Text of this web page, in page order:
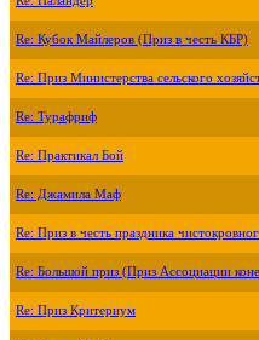
Re: Кубок Майлеров (Приз в честь КБР)
Re: Приз Министерства сельского
Re: Турафриф
Re: Практикал Бой
Re: Джамила Маф
Re: Приз в честь праздника
Re: Большой приз (Приз Ассоциации
Re: Приз Критериум